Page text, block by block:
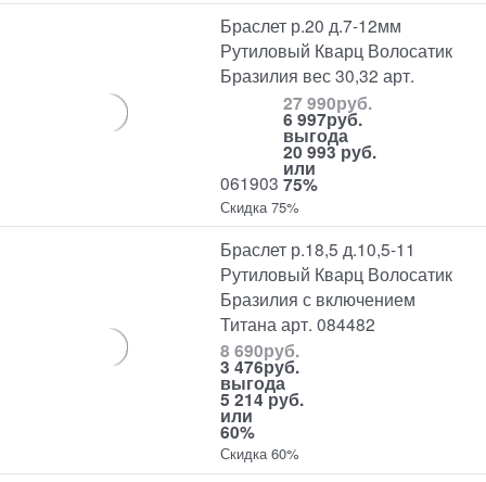
Браслет р.20 д.7-12мм
Рутиловый Кварц Волосатик
Бразилия вес 30,32 арт.
061903
27 990руб.
6 997руб.
выгода
20 993 руб.
или
75%
Скидка 75%
Браслет р.18,5 д.10,5-11
Рутиловый Кварц Волосатик
Бразилия с включением
Титана арт. 084482
8 690руб.
3 476руб.
выгода
5 214 руб.
или
60%
Скидка 60%